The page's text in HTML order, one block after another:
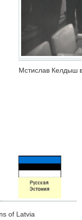
Мстислав Келдыш
of Latvia